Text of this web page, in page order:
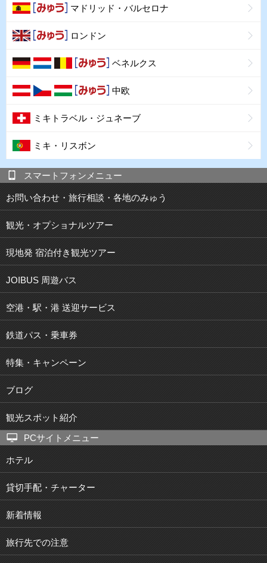
マドリッド・バルセロナ
ロンドン
ベネルクス
中欧
ミキトラベル・ジュネーブ
ミキ・リスボン
スマートフォンメニュー
お問い合わせ・旅行相談・各地のみゅう
観光・オプショナルツアー
現地発 宿泊付き観光ツアー
JOIBUS 周遊バス
空港・駅・港 送迎サービス
鉄道パス・乗車券
特集・キャンペーン
ブログ
観光スポット紹介
PCサイトメニュー
ホテル
貸切手配・チャーター
新着情報
旅行先での注意